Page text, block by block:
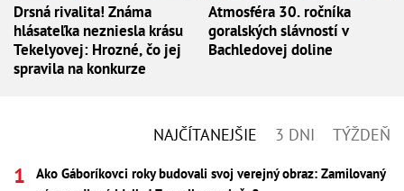
Drsná rivalita! Známa
hlásateľka nezniesla krásu
Tekelyovej: Hrozné, čo jej
spravila na konkurze
Atmosféra 30. ročníka
goralských slávností v
Bachledovej doline
NAJČÍTANEJŠIE 3 DNI TÝŽDEŇ
Ako Gáboríkovci roky budovali svoj verejný obraz: Zamilovaný